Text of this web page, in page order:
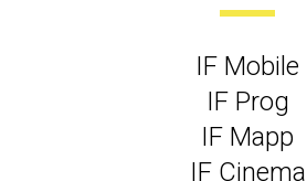
IF Mobile
IF Prog
IF Mapp
IF Cinema